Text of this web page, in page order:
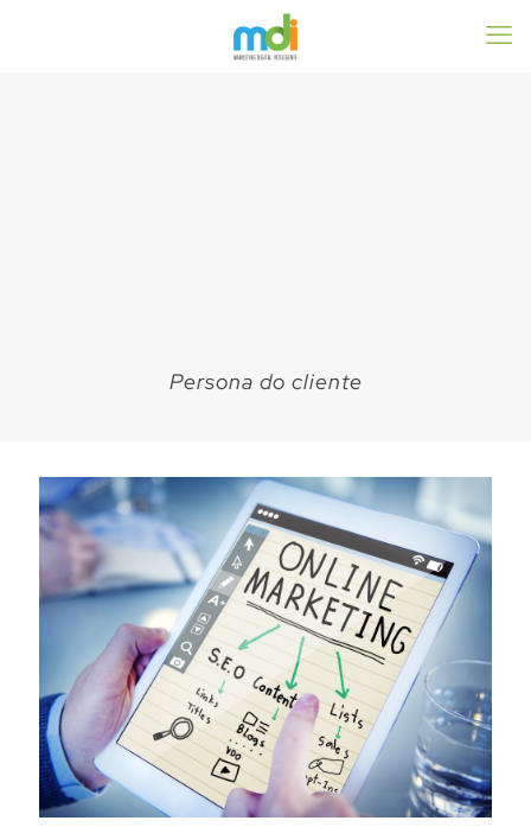
Persona do cliente